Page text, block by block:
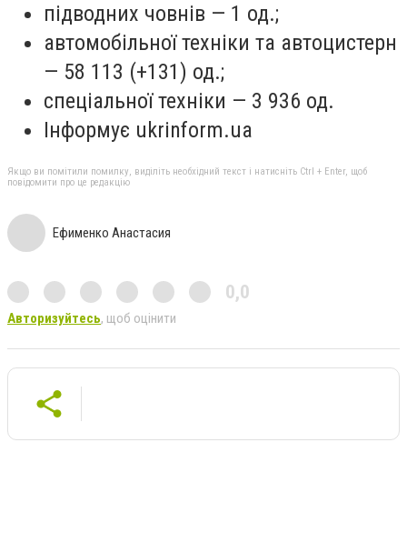
підводних човнів — 1 од.;
автомобільної техніки та автоцистерн
— 58 113 (+131) од.;
спеціальної техніки — 3 936 од.
Інформує ukrinform.ua
Якщо ви помітили помилку, виділіть необхідний текст і натисніть Ctrl + Enter, щоб
повідомити про це редакцію
Ефименко Анастасия
0,0
Авторизуйтесь, щоб оцінити